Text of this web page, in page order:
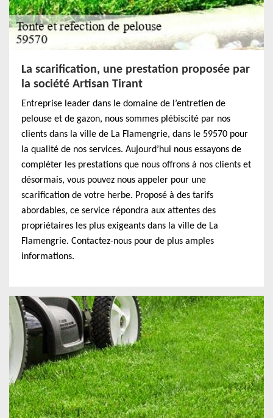
La scarification, une prestation proposée par
la société Artisan Tirant
Entreprise leader dans le domaine de l’entretien de
pelouse et de gazon, nous sommes plébiscité par nos
clients dans la ville de La Flamengrie, dans le 59570 pour
la qualité de nos services. Aujourd’hui nous essayons de
compléter les prestations que nous offrons à nos clients et
désormais, vous pouvez nous appeler pour une
scarification de votre herbe. Proposé à des tarifs
abordables, ce service répondra aux attentes des
propriétaires les plus exigeants dans la ville de La
Flamengrie. Contactez-nous pour de plus amples
informations.